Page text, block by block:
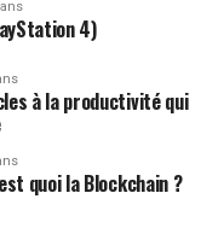
4)
à la productivité qui
quoi la Blockchain ?